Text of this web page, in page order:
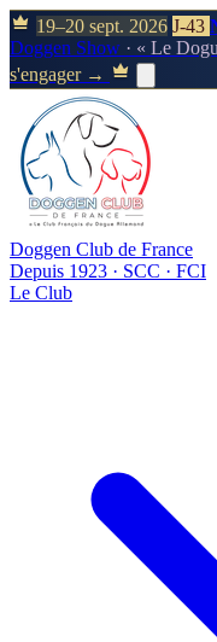
19–20 sept. 2026 J-43
Doggen Show · « Le
s'engager →
Doggen Club de France
Depuis 1923 · SCC · FCI
Le Club